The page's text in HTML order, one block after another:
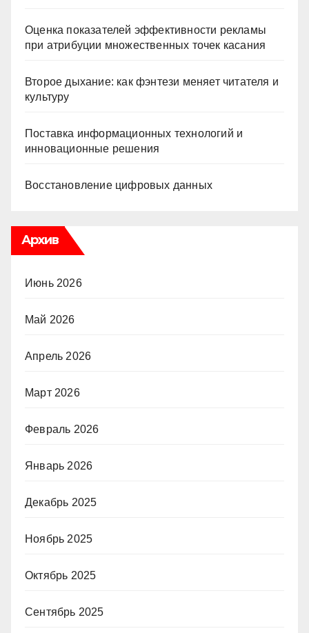
Оценка показателей эффективности рекламы
при атрибуции множественных точек касания
Второе дыхание: как фэнтези меняет читателя и
культуру
Поставка информационных технологий и
инновационные решения
Восстановление цифровых данных
Архив
Июнь 2026
Май 2026
Апрель 2026
Март 2026
Февраль 2026
Январь 2026
Декабрь 2025
Ноябрь 2025
Октябрь 2025
Сентябрь 2025